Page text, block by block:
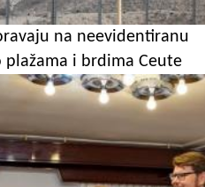
na neevidentiranu
plažama i brdima Ceute